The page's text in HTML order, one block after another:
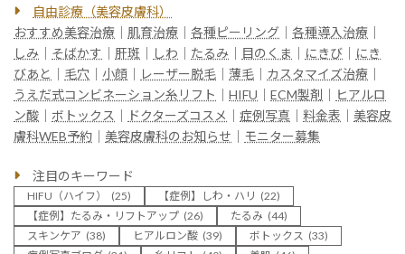
自由診療（美容皮膚科）
おすすめ美容治療
肌育治療 各種ピーリング 各種導入治療
しみ
そばかす 肝斑 しわ たるみ 目のくま にきび
にき
びあと
毛穴 小顔 レーザー脱毛 薄毛 カスタマイズ治療
うえだ式コンビネーション糸リフト
HIFU ECM製剤
ヒアルロ
ン酸
ボトックス ドクターズコスメ 症例写真 料金表
美容皮
膚科WEB予約
美容皮膚科のお知らせ モニター募集
注目のキーワード
HIFU（ハイフ） (25) 【症例】しわ・ハリ (22)
【症例】たるみ・リフトアップ (26) たるみ (44)
スキンケア (38) ヒアルロン酸 (39) ボトックス (33)